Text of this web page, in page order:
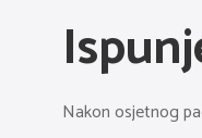
Nakon osjetnog